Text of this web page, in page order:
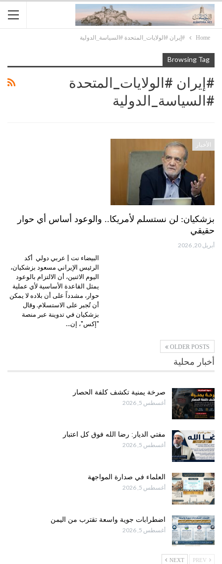
Home #إيران #الولايات_المتحدة #السياسة_الدولية
Browsing Tag
#إيران #الولايات_المتحدة
#السياسة_الدولية
الأخبار
بزشكيان: لن نستسلم لأمريكا.. والوعود أساس أي حوار
حقيقي
أبريل 20, 2026
البيضاء نت | عربي دولي أكد
الرئيس الإيراني مسعود بزشكيان،
اليوم الاثنين، أن الالتزام بالوعود
يمثل القاعدة الأساسية لأي عملية
حوار، مشدداً على أن بلاده لا يمكن
أن تُجبر على الاستسلام. وقال
بزشكيان في تدوينة عبر منصة
"إكس"، إن…
OLDER POSTS
أخبار محلية
صرخة يمنية تكشف كلفة الحصار
أغسطس 5, 2026
مفتي الديار: رضا الله فوق كل اعتبار
أغسطس 5, 2026
العلماء في صدارة المواجهة
أغسطس 5, 2026
اضطرابات جوية واسعة تقترب من اليمن
أغسطس 5, 2026
NEXT